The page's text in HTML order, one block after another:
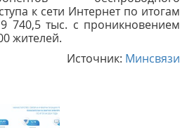
к сети Интернет по итогам
740,5 тыс. с проникновением
жителей.
Источник: Минсвязи